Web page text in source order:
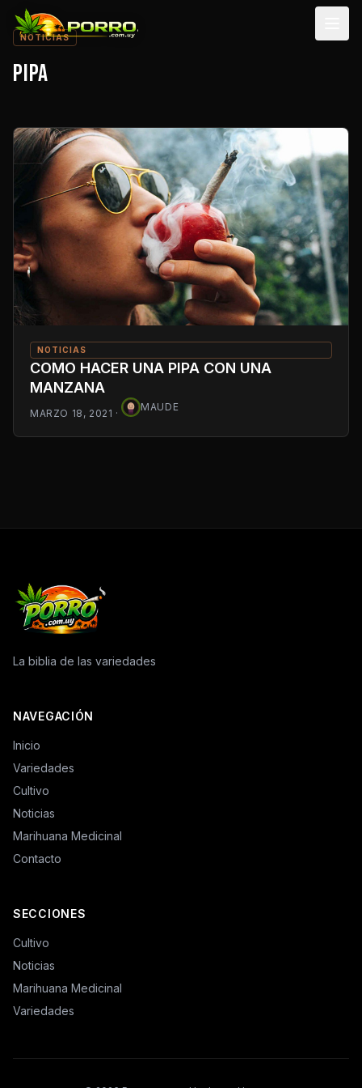
NOTICIAS
PIPA
NOTICIAS
COMO HACER UNA PIPA CON UNA
MANZANA
MARZO 18, 2021 ·
MAUDE
La biblia de las variedades
NAVEGACIÓN
Inicio
Variedades
Cultivo
Noticias
Marihuana Medicinal
Contacto
SECCIONES
Cultivo
Noticias
Marihuana Medicinal
Variedades